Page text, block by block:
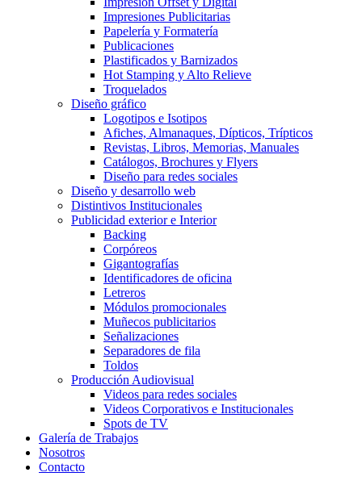
Impresiones Publicitarias
Papelería y Formatería
Publicaciones
Plastificados y Barnizados
Hot Stamping y Alto Relieve
Troquelados
Diseño gráfico
Logotipos e Isotipos
Afiches, Almanaques, Dípticos, Trípticos
Revistas, Libros, Memorias, Manuales
Catálogos, Brochures y Flyers
Diseño para redes sociales
Diseño y desarrollo web
Distintivos Institucionales
Publicidad exterior e Interior
Backing
Corpóreos
Gigantografías
Identificadores de oficina
Letreros
Módulos promocionales
Muñecos publicitarios
Señalizaciones
Separadores de fila
Toldos
Producción Audiovisual
Videos para redes sociales
Videos Corporativos e Institucionales
Spots de TV
Galería de Trabajos
Nosotros
Contacto